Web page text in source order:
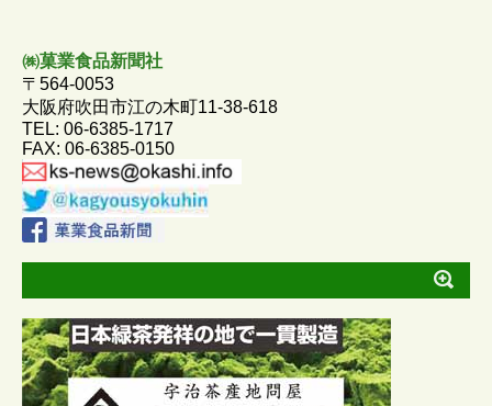
㈱菓業食品新聞社
〒564-0053
大阪府吹田市江の木町11-38-618
TEL: 06-6385-1717
FAX: 06-6385-0150